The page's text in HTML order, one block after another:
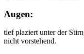
Augen:
tief plaziert unter der
nicht vorstehend.